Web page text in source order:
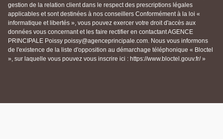
gestion de la relation client dans le respect des prescriptions légales
applicables et sont destinées à nos conseillers Conformément à la loi «
informatique et libertés », vous pouvez exercer votre droit d'accès aux
données vous concernant et les faire rectifier en contactant AGENCE
PRINCIPALE Poissy poissy@agenceprincipale.com. Nous vous informons
de l'existence de la liste d'opposition au démarchage téléphonique « Bloctel
», sur laquelle vous pouvez vous inscrire ici : https://www.bloctel.gouv.fr/ »